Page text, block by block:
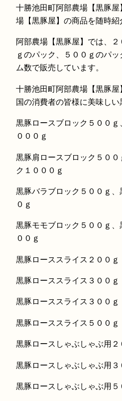
十勝池田町阿部農場【黒豚
場【黒豚屋】の商品を随時紹
阿部農場【黒豚屋】では、
ｇのパック、５００ｇのパ
ム数で販売しています。
十勝池田町阿部農場【黒豚
国の消費者の皆様に美味しい
黒豚ロースブロック５００
０００ｇ
黒豚肩ロースブロック５０
ク１０００ｇ
黒豚バラブロック５００ｇ
０ｇ
黒豚モモブロック５００ｇ
００ｇ
黒豚ローススライス２００ｇ
黒豚ローススライス３００ｇ
黒豚ローススライス３００ｇ
黒豚ローススライス５００ｇ
黒豚ロースしゃぶしゃぶ用２
黒豚ロースしゃぶしゃぶ用３
黒豚ロースしゃぶしゃぶ用５